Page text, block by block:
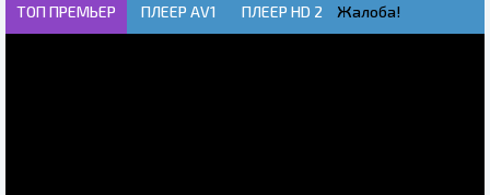
ТОП ПРЕМЬЕР ПЛЕЕР AV1 ПЛЕЕР HD 2 Жалоба!